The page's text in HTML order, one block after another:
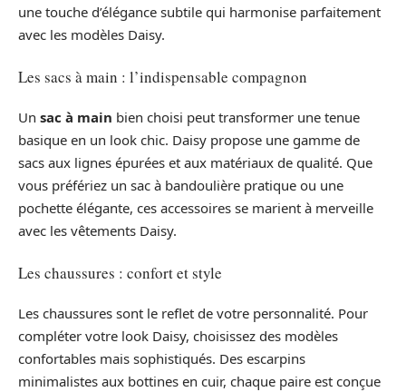
une touche d’élégance subtile qui harmonise parfaitement
avec les modèles Daisy.
Les sacs à main : l’indispensable compagnon
Un sac à main bien choisi peut transformer une tenue
basique en un look chic. Daisy propose une gamme de
sacs aux lignes épurées et aux matériaux de qualité. Que
vous préfériez un sac à bandoulière pratique ou une
pochette élégante, ces accessoires se marient à merveille
avec les vêtements Daisy.
Les chaussures : confort et style
Les chaussures sont le reflet de votre personnalité. Pour
compléter votre look Daisy, choisissez des modèles
confortables mais sophistiqués. Des escarpins
minimalistes aux bottines en cuir, chaque paire est conçue